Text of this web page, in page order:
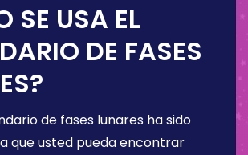
SE USA EL
DE FASES
de fases lunares ha sido
que usted pueda encontrar